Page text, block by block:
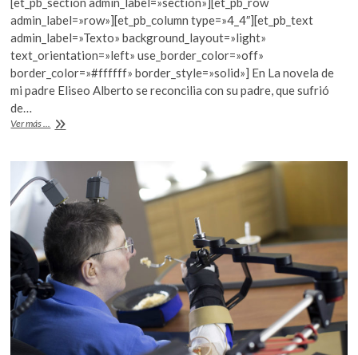
e
b
o
o
k
itt
er
at
s
A
p
admin_label=»row»][et_pb_column type=»4_4″][et_pb_text
admin_label=»Texto» background_layout=»light»
text_orientation=»left» use_border_color=»off»
border_color=»#ffffff» border_style=»solid»] En La novela de
mi padre Eliseo Alberto se reconcilia con su padre, que sufrió
de…
Ver más ... «La
padre»
es
otra
Cuba,